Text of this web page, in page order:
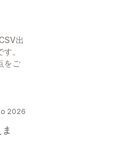
出
。
をご
2026